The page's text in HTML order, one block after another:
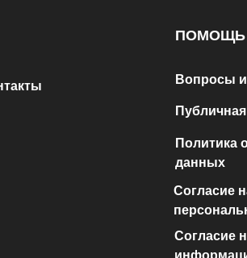
ПОМОЩЬ
Вопросы
Согласие
Согласие
Политика
данных